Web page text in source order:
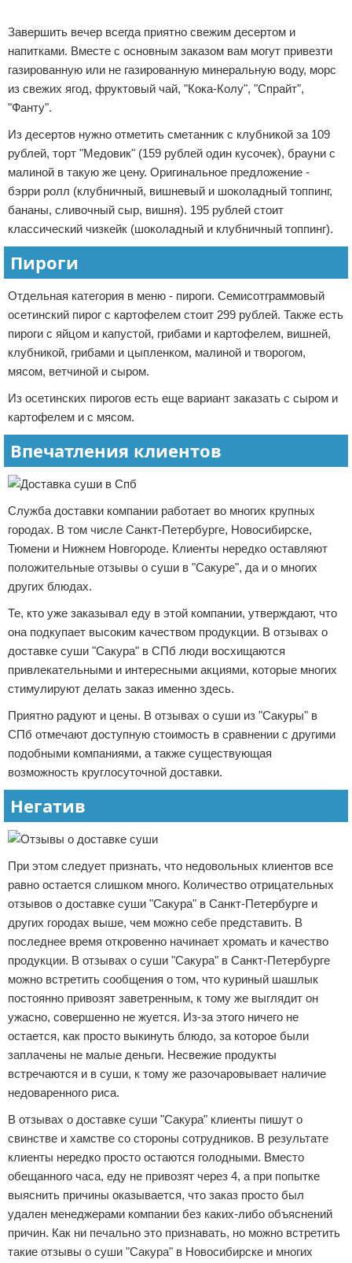
Завершить вечер всегда приятно свежим десертом и
напитками. Вместе с основным заказом вам могут привезти
газированную или не газированную минеральную воду, морс
из свежих ягод, фруктовый чай, "Кока-Колу", "Спрайт",
"Фанту".
Из десертов нужно отметить сметанник с клубникой за 109
рублей, торт "Медовик" (159 рублей один кусочек), брауни с
малиной в такую же цену. Оригинальное предложение -
бэрри ролл (клубничный, вишневый и шоколадный топпинг,
бананы, сливочный сыр, вишня). 195 рублей стоит
классический чизкейк (шоколадный и клубничный топпинг).
Пироги
Отдельная категория в меню - пироги. Семисотграммовый
осетинский пирог с картофелем стоит 299 рублей. Также есть
пироги с яйцом и капустой, грибами и картофелем, вишней,
клубникой, грибами и цыпленком, малиной и творогом,
мясом, ветчиной и сыром.
Из осетинских пирогов есть еще вариант заказать с сыром и
картофелем и с мясом.
Впечатления клиентов
Служба доставки компании работает во многих крупных
городах. В том числе Санкт-Петербурге, Новосибирске,
Тюмени и Нижнем Новгороде. Клиенты нередко оставляют
положительные отзывы о суши в "Сакуре", да и о многих
других блюдах.
Те, кто уже заказывал еду в этой компании, утверждают, что
она подкупает высоким качеством продукции. В отзывах о
доставке суши "Сакура" в СПб люди восхищаются
привлекательными и интересными акциями, которые многих
стимулируют делать заказ именно здесь.
Приятно радуют и цены. В отзывах о суши из "Сакуры" в
СПб отмечают доступную стоимость в сравнении с другими
подобными компаниями, а также существующая
возможность круглосуточной доставки.
Негатив
При этом следует признать, что недовольных клиентов все
равно остается слишком много. Количество отрицательных
отзывов о доставке суши "Сакура" в Санкт-Петербурге и
других городах выше, чем можно себе представить. В
последнее время откровенно начинает хромать и качество
продукции. В отзывах о суши "Сакура" в Санкт-Петербурге
можно встретить сообщения о том, что куриный шашлык
постоянно привозят заветренным, к тому же выглядит он
ужасно, совершенно не жуется. Из-за этого ничего не
остается, как просто выкинуть блюдо, за которое были
заплачены не малые деньги. Несвежие продукты
встречаются и в суши, к тому же разочаровывает наличие
недоваренного риса.
В отзывах о доставке суши "Сакура" клиенты пишут о
свинстве и хамстве со стороны сотрудников. В результате
клиенты нередко просто остаются голодными. Вместо
обещанного часа, еду не привозят через 4, а при попытке
выяснить причины оказывается, что заказ просто был
удален менеджерами компании без каких-либо объяснений
причин. Как ни печально это признавать, но можно встретить
такие отзывы о суши "Сакура" в Новосибирске и многих